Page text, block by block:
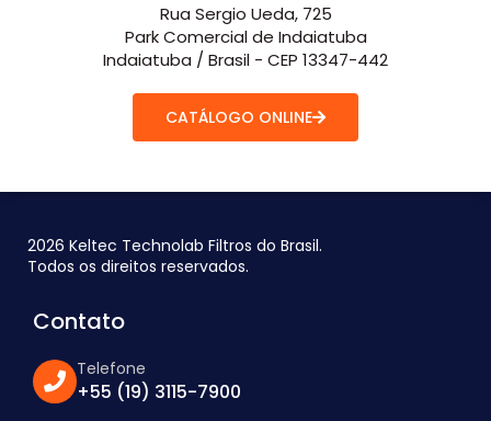
Rua Sergio Ueda, 725
Park Comercial de Indaiatuba
Indaiatuba / Brasil - CEP 13347-442
CATÁLOGO ONLINE
2026 Keltec Technolab Filtros do Brasil.
Todos os direitos reservados.
Contato
Telefone
+55 (19) 3115-7900